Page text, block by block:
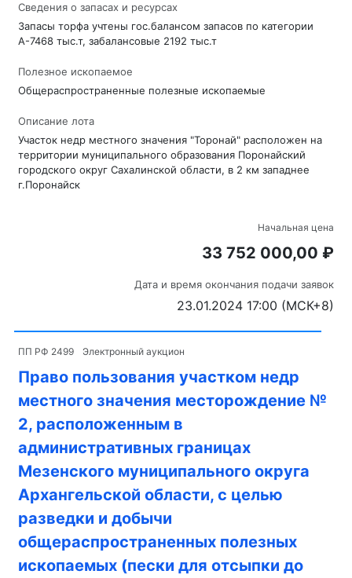
Сведения о запасах и ресурсах
Запасы торфа учтены гос.балансом запасов по категории
А-7468 тыс.т, забалансовые 2192 тыс.т
Полезное ископаемое
Общераспространенные полезные ископаемые
Описание лота
Участок недр местного значения "Торонай" расположен на
территории муниципального образования Поронайский
городского округ Сахалинской области, в 2 км западнее
г.Поронайск
Начальная цена
33 752 000,00 ₽
Дата и время окончания подачи заявок
23.01.2024 17:00 (МСК+8)
ПП РФ 2499 Электронный аукцион
Право пользования участком недр
местного значения месторождение №
2, расположенным в
административных границах
Мезенского муниципального округа
Архангельской области, с целью
разведки и добычи
общераспространенных полезных
ископаемых (пески для отсыпки до